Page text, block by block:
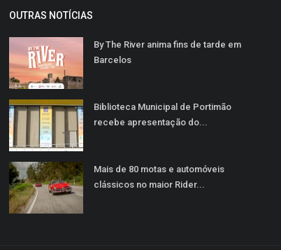
OUTRAS NOTÍCIAS
By The River anima fins de tarde em
Barcelos
Biblioteca Municipal de Portimão
recebe apresentação do...
Mais de 80 motas e automóveis
clássicos no maior Rider...